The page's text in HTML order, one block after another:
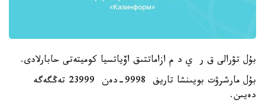
بۇل تۋرالى ق ر ي د م ازاماتتىق اۆياتسيا كوميتەتى حابارلادى.
بۇل مارشرۋت بويىنشا تاريف 9998-دەن 23999 تەڭگەگە
دەيىن.